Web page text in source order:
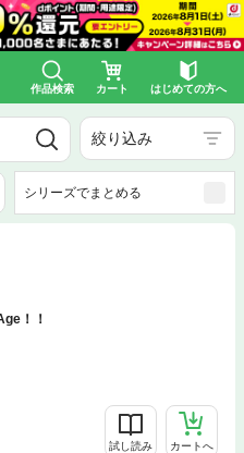
作品検索 カート はじめての方へ
絞り込み
シリーズでまとめる
！！
試し読み カートへ